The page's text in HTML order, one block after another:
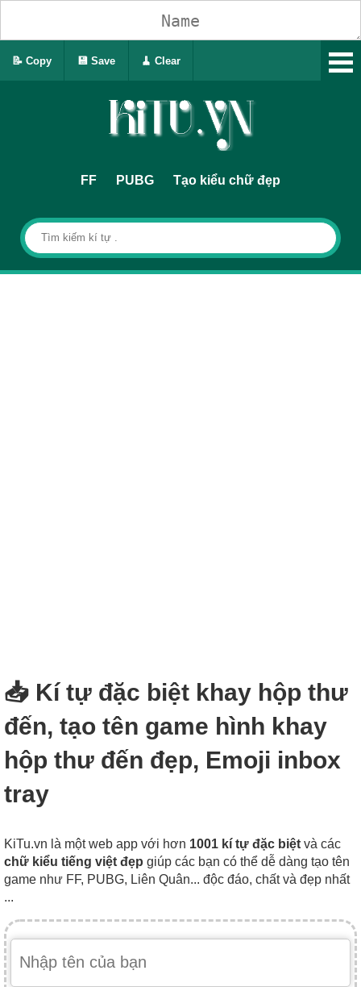
FF PUBG Tạo kiểu chữ đẹp
📥 Kí tự đặc biệt khay hộp thư
đến, tạo tên game hình khay
hộp thư đến đẹp, Emoji inbox
tray
KiTu.vn là một web app với hơn 1001 kí tự đặc biệt và các
chữ kiểu tiếng việt đẹp giúp các bạn có thể dễ dàng tạo tên
game như FF, PUBG, Liên Quân... độc đáo, chất và đẹp nhất
...
📝 Copy 💾 Save 🧹 Clear